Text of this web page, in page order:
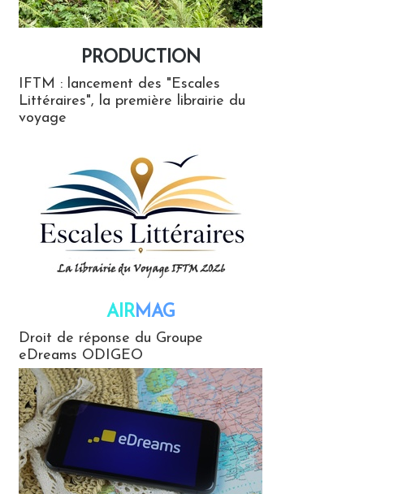
PRODUCTION
IFTM : lancement des "Escales
Littéraires", la première librairie du
voyage
AIRMAG
Droit de réponse du Groupe
eDreams ODIGEO